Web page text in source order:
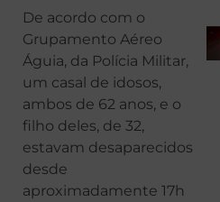
De acordo com o
Grupamento Aéreo
Águia, da Polícia Militar,
um casal de idosos,
ambos de 62 anos, e o
filho deles, de 32,
estavam desaparecidos
desde
aproximadamente 17h